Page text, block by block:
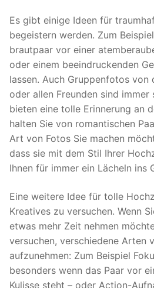
Es gibt einige Ideen für
begeistern werden. Zum
brautpaar vor einer
oder einem beeindruckenden
lassen. Auch Gruppenfotos von
oder allen Freunden sind immer
bieten eine tolle Erinnerung an
halten Sie von romantischen
Art von Fotos Sie machen
dass sie mit dem Stil Ihrer
Ihnen für immer ein Lächeln ins
Eine weitere Idee für tolle
Kreatives zu versuchen. Wenn
etwas mehr Zeit nehmen
versuchen, verschiedene Arten
aufzunehmen: Zum Beispiel
besonders wenn das Paar vor
Kulisse steht – oder Action-